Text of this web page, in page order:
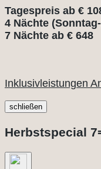
Tagespreis ab €
4 Nächte
7 Nächte ab € 648
Inklusivleistungen
schließen
Herbstspecial